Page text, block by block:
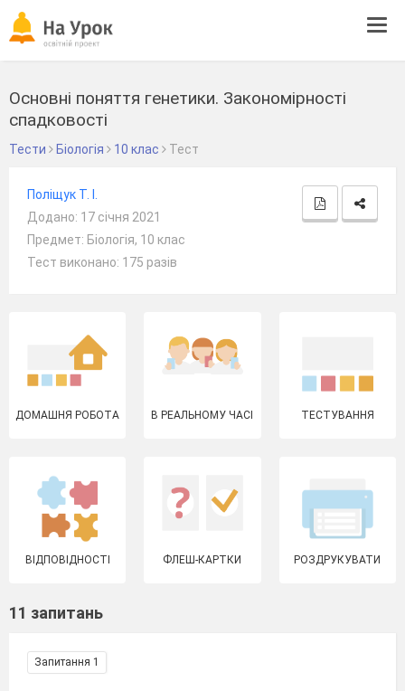
Основні поняття генетики. Закономірності
спадковості
Тести Біологія 10 клас Тест
Поліщук Т. І.
Додано: 17 січня 2021
Предмет: Біологія, 10 клас
Тест виконано: 175 разів
ДОМАШНЯ РОБОТА В РЕАЛЬНОМУ ЧАСІ ТЕСТУВАННЯ
ВІДПОВІДНОСТІ ФЛЕШ-КАРТКИ РОЗДРУКУВАТИ
11 запитань
Запитання 1